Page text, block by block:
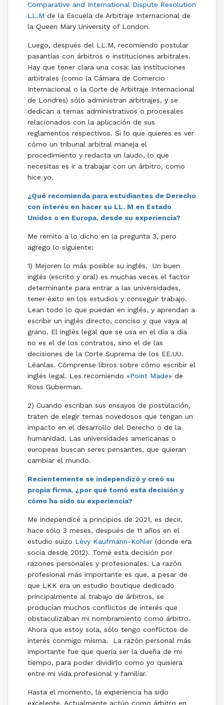
Comparative and International Dispute Resolution
LL.M de la Escuela de Arbitraje Internacional de
la Queen Mary University of London.
Luego, después del LL.M, recomiendo postular
pasantías con árbitros o instituciones arbitrales.
Hay que tener clara una cosa: las instituciones
arbitrales (como la Cámara de Comercio
Internacional o la Corte de Arbitraje Internacional
de Londres) sólo administran arbitrajes, y se
dedican a temas administrativos o procesales
relacionados con la aplicación de sus
reglamentos respectivos. Si lo que quieres es ver
cómo un tribunal arbitral maneja el
procedimiento y redacta un laudo, lo que
necesitas es ir a trabajar con un árbitro, como
hice yo.
¿Qué recomienda para estudiantes de Derecho
con interés en hacer su LL. M en Estado
Unidos o en Europa, desde su experiencia?
Me remito a lo dicho en la pregunta 3, pero
agrego lo siguiente:
1) Mejoren lo más posible su inglés. Un buen
inglés (escrito y oral) es muchas veces el factor
determinante para entrar a las universidades,
tener éxito en los estudios y conseguir trabajo.
Lean todo lo que puedan en inglés, y aprendan a
escribir un inglés directo, conciso y que vaya al
grano. El inglés legal que se usa en el día a día
no es el de los contratos, sino el de las
decisiones de la Corte Suprema de los EE.UU.
Léanlas. Cómprense libros sobre cómo escribir el
inglés legal. Les recomiendo «Point Made» de
Ross Guberman.
2) Cuando escriban sus ensayos de postulación,
traten de elegir temas novedosos que tengan un
impacto en el desarrollo del Derecho o de la
humanidad. Las universidades americanas o
europeas buscan seres pensantes, que quieran
cambiar el mundo.
Recientemente se independizó y creó su
propia firma, ¿por qué tomó esta decisión y
cómo ha sido su experiencia?
Me independicé a principios de 2021, es decir,
hace sólo 3 meses, después de 11 años en el
estudio suizo Lévy Kaufmann-Kohler(donde era
socia desde 2012). Tomé esta decisión por
razones personales y profesionales. La razón
profesional más importante es que, a pesar de
que LKK era un estudio boutique dedicado
principalmente al trabajo de árbitros, se
producían muchos conflictos de interés que
obstaculizaban mi nombramiento como árbitro.
Ahora que estoy sola, sólo tengo conflictos de
interés conmigo misma. La razón personal más
importante fue que quería ser la dueña de mi
tiempo, para poder dividirlo como yo quisiera
entre mi vida profesional y familiar.
Hasta el momento, la experiencia ha sido
excelente. Actualmente actúo como árbitro en